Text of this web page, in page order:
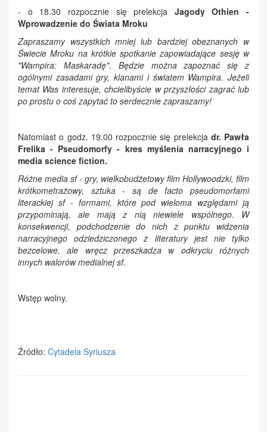
- o 18.30 rozpocznie się prelekcja Jagody Othien -
Wprowadzenie do Świata Mroku
Zapraszamy wszystkich mniej lub bardziej obeznanych w
Świecie Mroku na krótkie spotkanie zapowiadające sesję w
"Wampira: Maskaradę". Będzie można zapoznać się z
ogólnymi zasadami gry, klanami i światem Wampira. Jeżeli
temat Was interesuje, chcielibyście w przyszłości zagrać lub
po prostu o coś zapytać to serdecznie zapraszamy!
Natomiast o godz. 19.00 rozpocznie się prelekcja dr. Pawła
Frelika - Pseudomorfy - kres myślenia narracyjnego i
media science fiction.
Różne media sf - gry, wielkobudżetowy film Hollywoodzki, film
krótkometrażowy, sztuka - są de facto pseudomorfami
literackiej sf - formami, które pod wieloma względami ją
przypominają, ale mają z nią niewiele wspólnego. W
konsekwencji, podchodzenie do nich z punktu widzenia
narracyjnego odziedziczonego z literatury jest nie tylko
bezcelowe, ale wręcz przeszkadza w odkryciu różnych
innych walorów medialnej sf.
Wstęp wolny.
Źródło: Cytadela Syriusza